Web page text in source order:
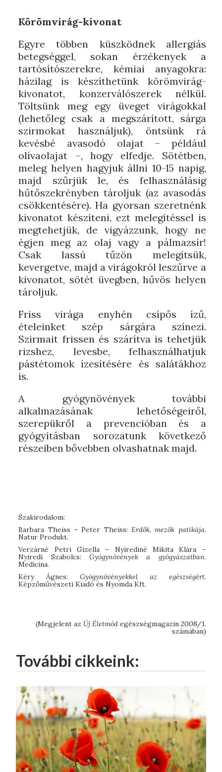
Körömvirág-kivonat
Egyre többen küszködnek allergiás
betegséggel, sokan érzékenyek a
tartósítószerekre, kémiai anyagokra:
házilag is készíthetünk körömvirág-
kivonatot, konzerválószerek nélkül.
Töltsünk meg egy üveget virágokkal
(lehetőleg csak a megszárított, sárga
szirmokat használjuk), öntsünk rá
kevésbé avasodó olajat – például
olívaolajat –, hogy elfedje. Sötétben,
meleg helyen hagyjuk állni 10-15 napig,
majd szűrjük le, és felhasználásig
hűtőszekrényben tároljuk (az avasodás
csökkentésére). Ha gyorsan szeretnénk
kivonatot készíteni, ezt melegítéssel is
megtehetjük, de vigyázzunk, hogy ne
égjen meg az olaj vagy a pálmazsír!
Csak lassú tűzön melegítsük,
kevergetve, majd a virágokról leszűrve a
kivonatot, sötét üvegben, hűvös helyen
tároljuk.
Friss virága enyhén csípős ízű,
ételeinket szép sárgára színezi.
Szirmait frissen és szárítva is tehetjük
rizshez, levesbe, felhasználhatjuk
pástétomok ízesítésére és salátákhoz
is.
A gyógynövények további
alkalmazásának lehetőségeiről,
szerepükről a prevencióban és a
gyógyításban sorozatunk következő
részeiben bővebben olvashatnak majd.
Szakirodalom:
Barbara Theiss – Peter Theiss: Erdők, mezők patikája.
Natur Produkt.
Verzárné Petri Gizella – Nyirediné Mikita Klára –
Nyiredi Szabolcs: Gyógynövények a gyógyászatban.
Medicina.
Kéry Ágnes: Gyógynövényekkel az egészségért.
Képzőművészeti Kiadó és Nyomda Kft.
(Megjelent az Új Életmódegészségmagazin 2008/1.
számában)
További cikkeink: